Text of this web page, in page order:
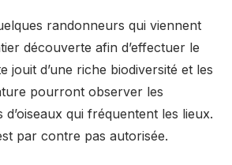
randonneurs qui viennent
découverte afin d’effectuer le
jouit d’une riche biodiversité et les
pourront observer les
d’oiseaux qui fréquentent les lieux.
par contre pas autorisée.